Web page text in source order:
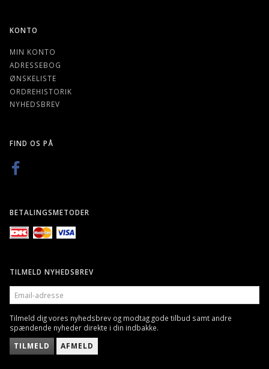
KONTO
MIN KONTO
ADRESSEBOG
ØNSKELISTE
ORDREHISTORIK
NYHEDSBREV
FIND OS PÅ
BETALINGSMETODER
TILMELD NYHEDSBREV
EMAIL-
ADRESSE
Tilmeld dig vores nyhedsbrev og modtag gode tilbud samt andre
spændende nyheder direkte i din indbakke.
TILMELD AFMELD